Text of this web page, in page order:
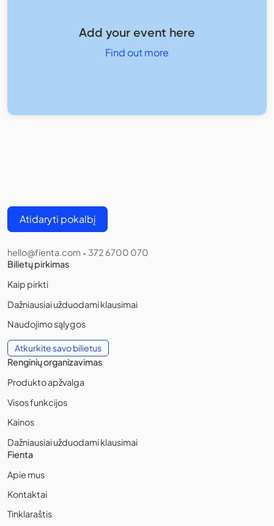
Add your event here
Find out more
Atidaryti pokalbį
hello@fienta.com • 372 6700 070
Bilietų pirkimas
Kaip pirkti
Dažniausiai užduodami klausimai
Naudojimo sąlygos
Atkurkite savo bilietus
Renginių organizavimas
Produkto apžvalga
Visos funkcijos
Kainos
Dažniausiai užduodami klausimai
Fienta
Apie mus
Kontaktai
Tinklaraštis